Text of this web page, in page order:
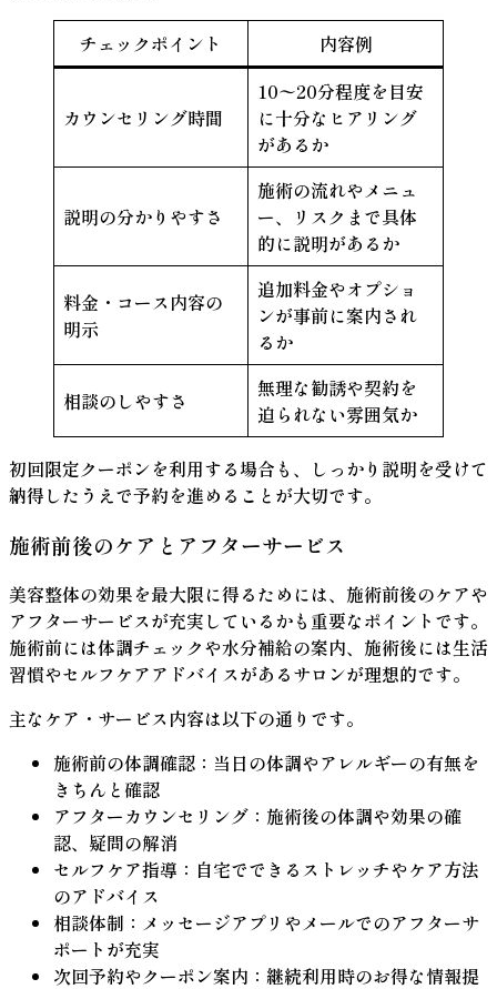
チェックポイント 内容例
カウンセリング時間
10〜20分程度を目安
に十分なヒアリング
があるか
説明の分かりやすさ
施術の流れやメニュ
ー、リスクまで具体
的に説明があるか
料金・コース内容の
明示
追加料金やオプショ
ンが事前に案内され
るか
相談のしやすさ
無理な勧誘や契約を
迫られない雰囲気か
初回限定クーポンを利用する場合も、しっかり説明を受けて
納得したうえで予約を進めることが大切です。
施術前後のケアとアフターサービス
美容整体の効果を最大限に得るためには、施術前後のケアや
アフターサービスが充実しているかも重要なポイントです。
施術前には体調チェックや水分補給の案内、施術後には生活
習慣やセルフケアアドバイスがあるサロンが理想的です。
主なケア・サービス内容は以下の通りです。
施術前の体調確認 ：当日の体調やアレルギーの有無を
きちんと確認
アフターカウンセリング ：施術後の体調や効果の確
認、疑問の解消
セルフケア指導 ：自宅でできるストレッチやケア方法
のアドバイス
相談体制 ：メッセージアプリやメールでのアフターサ
ポートが充実
次回予約やクーポン案内 ：継続利用時のお得な情報提